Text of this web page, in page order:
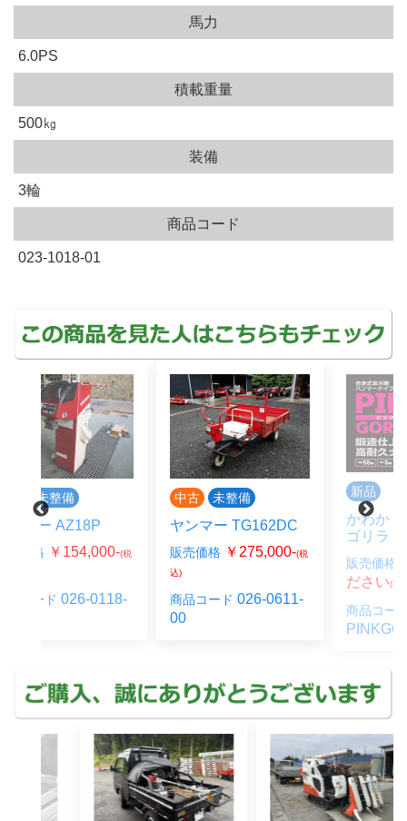
馬力
6.0PS
積載重量
500㎏
装備
3輪
商品コード
023-1018-01
中古
ヤンマー TG162DC
販売価格 ￥275,000-(税
商品コード026-0611-
新品
かわかく農機 ピンク
販売価格
お問合せく